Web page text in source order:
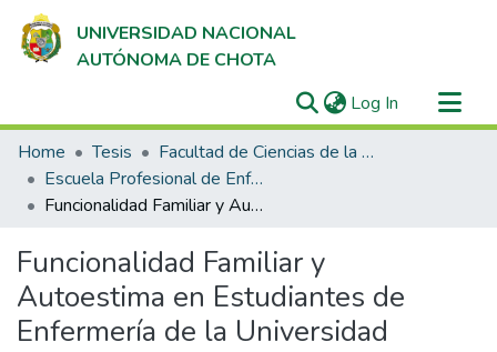
UNIVERSIDAD NACIONAL
AUTÓNOMA DE CHOTA
Log In (current)
Communities & Collections
All of DSpace
Statistics
Home Tesis
Facultad de Ciencias de la Salud
Escuela Profesional de Enfermería
Funcionalidad Familiar y Autoestima en Estudiantes de Enfermería de la Universidad Nacional Autónoma de Chota, 2025
Funcionalidad Familiar y
Autoestima en Estudiantes de
Enfermería de la Universidad